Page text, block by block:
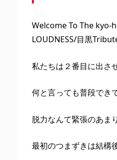
Welcome To The kyo-
LOUDNESS/目黒
私たちは２番目に出さ
何と言っても普段でき
脱力なんて緊張のあま
最初のつまずきは結構